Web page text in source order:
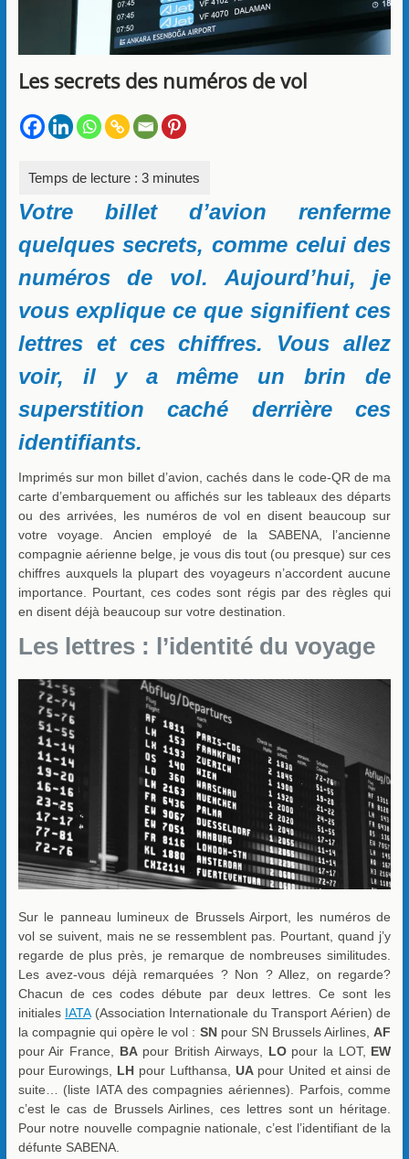
Les secrets des numéros de vol
Votre billet d’avion renferme
quelques secrets, comme celui des
numéros de vol. Aujourd’hui, je
vous explique ce que signifient ces
lettres et ces chiffres. Vous allez
voir, il y a même un brin de
superstition caché derrière ces
identifiants.
Imprimés sur mon billet d’avion, cachés dans le code-QR de ma
carte d’embarquement ou affichés sur les tableaux des départs
ou des arrivées, les numéros de vol en disent beaucoup sur
votre voyage. Ancien employé de la SABENA, l’ancienne
compagnie aérienne belge, je vous dis tout (ou presque) sur ces
chiffres auxquels la plupart des voyageurs n’accordent aucune
importance. Pourtant, ces codes sont régis par des règles qui
en disent déjà beaucoup sur votre destination.
Les lettres : l’identité du voyage
Sur le panneau lumineux de Brussels Airport, les numéros de
vol se suivent, mais ne se ressemblent pas. Pourtant, quand j’y
regarde de plus près, je remarque de nombreuses similitudes.
Les avez-vous déjà remarquées ? Non ? Allez, on regarde?
Chacun de ces codes débute par deux lettres. Ce sont les
initiales IATA(Association Internationale du Transport Aérien) de
la compagnie qui opère le vol : SNpour SN Brussels Airlines,AF
pour Air France, BApour British Airways, LOpour la LOT, EW
pour Eurowings, LH pour Lufthansa, UApour United et ainsi de
suite… (liste IATA des compagnies aériennes). Parfois, comme
c’est le cas de Brussels Airlines, ces lettres sont un héritage.
Pour notre nouvelle compagnie nationale, c’est l’identifiant de la
défunte SABENA.